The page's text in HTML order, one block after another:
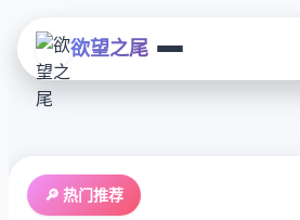
欲望之尾
🔎 热门推荐